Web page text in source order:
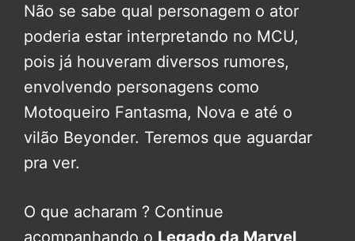
Não se sabe qual personagem o ator
poderia estar interpretando no MCU,
pois já houveram diversos rumores,
envolvendo personagens como
Motoqueiro Fantasma, Nova e até o
vilão Beyonder. Teremos que aguardar
pra ver.
O que acharam ? Continue
acompanhando o Legado da Marvel